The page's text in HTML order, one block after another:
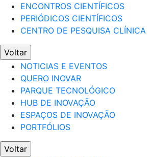
ENCONTROS CIENTÍFICOS
PERIÓDICOS CIENTÍFICOS
CENTRO DE PESQUISA CLÍNICA
Voltar
NOTICIAS E EVENTOS
QUERO INOVAR
PARQUE TECNOLÓGICO
HUB DE INOVAÇÃO
ESPAÇOS DE INOVAÇÃO
PORTFÓLIOS
Voltar